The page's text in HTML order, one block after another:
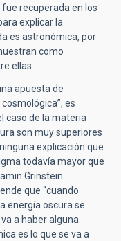
recuperada en los
explicar la
es astronómica, por
como
ellas.
apuesta de
es
caso de la materia
son muy superiores
explicación que
todavía mayor que
Grinstein
que “cuando
energía oscura se
a haber alguna
es lo que se va a